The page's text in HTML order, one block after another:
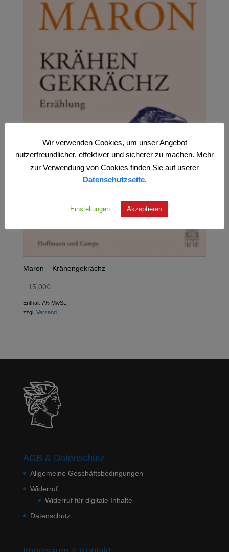
Maron – Krähengekrächz
15,00€
Enthält 7% MwSt.
zzgl. Versand
AGB & Datenschutz
Allgemeine Geschäftsbedingungen
Widerruf
Widerruf für digitale Inhalte
Datenschutz
Wir verwenden Cookies, um unser Angebot
nutzerfreundlicher, effektiver und sicherer zu machen. Mehr
zur Verwendung von Cookies finden Sie auf userer
Datenschutzseite.
Einstellungen Akzeptieren